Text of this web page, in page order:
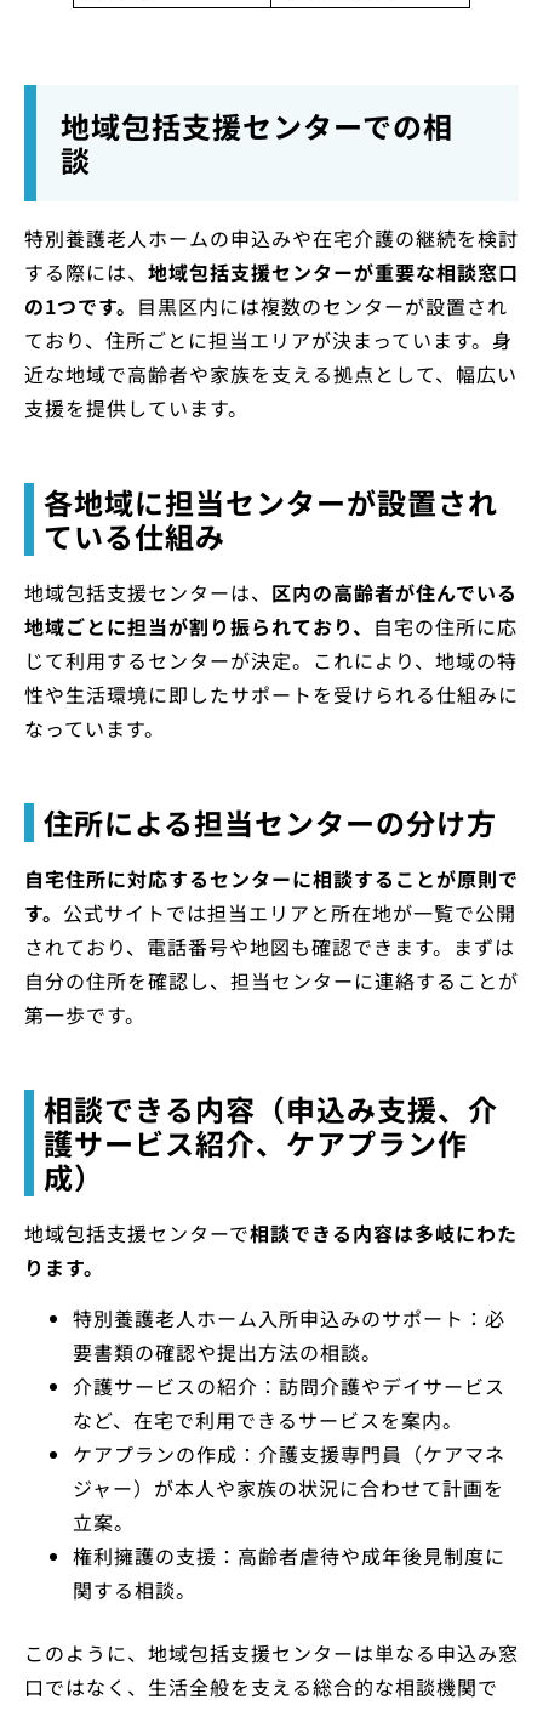
地域包括支援センターでの相
談
特別養護老人ホームの申込みや在宅介護の継続を検討
する際には、 地域包括支援センターが重要な相談窓口
の1つです。 目黒区内には複数のセンターが設置され
ており、住所ごとに担当エリアが決まっています。身
近な地域で高齢者や家族を支える拠点として、幅広い
支援を提供しています。
各地域に担当センターが設置され
ている仕組み
地域包括支援センターは、 区内の高齢者が住んでいる
地域ごとに担当が割り振られており、 自宅の住所に応
じて利用するセンターが決定。これにより、地域の特
性や生活環境に即したサポートを受けられる仕組みに
なっています。
住所による担当センターの分け方
自宅住所に対応するセンターに相談することが原則で
す。 公式サイトでは担当エリアと所在地が一覧で公開
されており、電話番号や地図も確認できます。まずは
自分の住所を確認し、担当センターに連絡することが
第一歩です。
相談できる内容（申込み支援、介
護サービス紹介、ケアプラン作
成）
地域包括支援センターで相談できる内容は多岐にわた
ります。
特別養護老人ホーム入所申込みのサポート：必
要書類の確認や提出方法の相談。
介護サービスの紹介：訪問介護やデイサービス
など、在宅で利用できるサービスを案内。
ケアプランの作成：介護支援専門員（ケアマネ
ジャー）が本人や家族の状況に合わせて計画を
立案。
権利擁護の支援：高齢者虐待や成年後見制度に
関する相談。
このように、地域包括支援センターは単なる申込み窓
口ではなく、生活全般を支える総合的な相談機関で